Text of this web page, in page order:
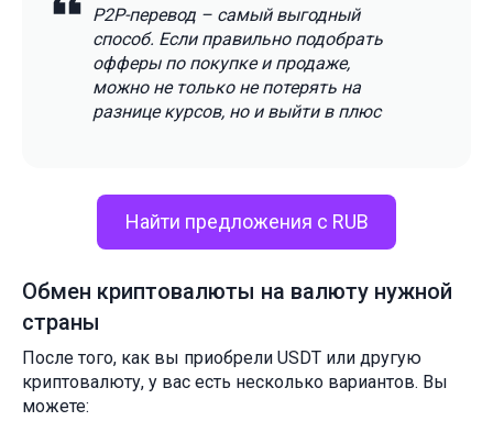
P2P-перевод – самый выгодный
способ. Если правильно подобрать
офферы по покупке и продаже,
можно не только не потерять на
разнице курсов, но и выйти в плюс
Найти предложения с RUB
Обмен криптовалюты на валюту нужной
страны
После того, как вы приобрели USDT или другую
криптовалюту, у вас есть несколько вариантов. Вы
можете: